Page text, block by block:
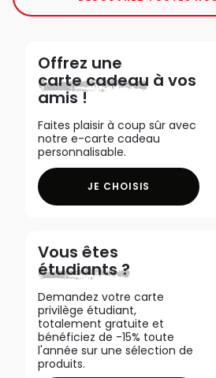
Offrez une
carte cadeau à vos
amis !
Faites plaisir à coup sûr avec
notre e-carte cadeau
personnalisable.
JE CHOISIS
Vous êtes
étudiants ?
Demandez votre carte
privilège étudiant,
totalement gratuite et
bénéficiez de -15% toute
l'année sur une sélection de
produits.